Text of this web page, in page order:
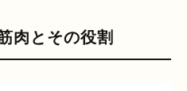
肉とその役割